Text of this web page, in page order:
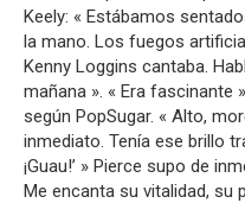
Keely: « Estábamos
la mano. Los fuegos
Kenny Loggins cantaba.
mañana ». « Era fascinante
según PopSugar. « Alto,
inmediato. Tenía ese brillo
¡Guau!’ » Pierce supo de
Me encanta su vitalidad, su